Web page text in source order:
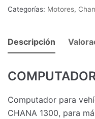
Categorías: Motores,
Descripción
Computador para
CHANA 1300, para